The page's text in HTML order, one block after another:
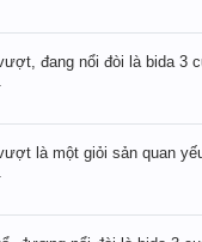
đang nổi đòi là bida 3
là một giỏi sản quan